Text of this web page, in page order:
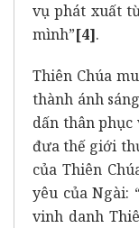
vụ phát xuất
mình”[4].
Thiên Chúa
thành ánh
dấn thân phục
đưa thế giới
của Thiên
yêu của Ngài:
vinh danh